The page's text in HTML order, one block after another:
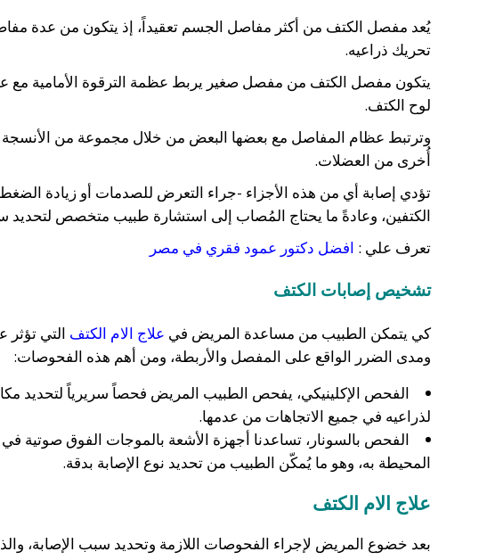
يُعد مفصل الكتف من أكثر مفاصل الجسم تعقيداً، إذ يتكون من عدة
تحريك ذراعيه.
يتكون مفصل الكتف من مفصل صغير يربط عظمة الترقوة الأمامية
لوح الكتف.
وترتبط عظام المفاصل مع بعضها البعض من خلال مجموعة من الأنسجة
أُخرى من العضلات.
تؤدي إصابة أي من هذه الأجزاء -جراء التعرض للصدمات أو زيادة
الكتفين، وعادةً ما يحتاج المُصاب إلى استشارة طبيب متخصص
تعرف علي : افضل دكتور عمود فقري في مصر
تشخيص إصابات الكتف
كي يتمكن الطبيب من مساعدة المريض في علاج الام الكتف التي تؤثر
ومدى الضرر الواقع على المفصل والأربطة، ومن أهم هذه الفحوصات:
الفحص الإكلينيكي، يفحص الطبيب المريض فحصاً سريرياً لتحديد مكان
لذراعيه في جميع الاتجاهات من عدمها.
الفحص بالسونار، تساعدنا أجهزة الأشعة بالموجات الفوق صوتية
المحيطة به، وهو ما يُمكّن الطبيب من تحديد نوع الإصابة بدقة.
علاج الام الكتف
بعد خضوع المريض لإجراء الفحوصات اللازمة وتحديد سبب الإصابة،